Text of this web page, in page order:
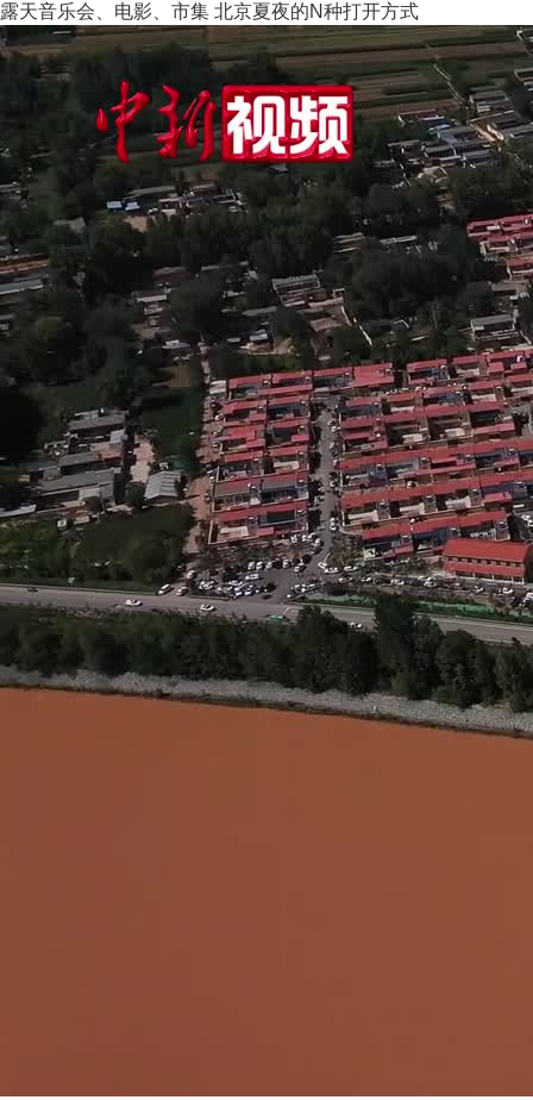
露天音乐会、电影、市集 北京夏夜的N种打开方式